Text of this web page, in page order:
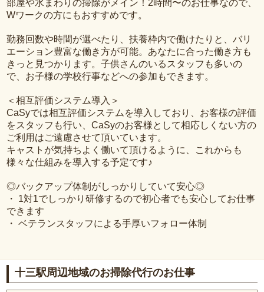
部屋や水まわりの掃除がメイン！2時間〜のお仕事なので、
Wワークの方にもおすすめです。
勤務回数や時間が選べたり、扶養枠内で働けたりと、バリ
エーション豊富な働き方が可能。あなたに合った働き方も
きっと見つかります。子供さんのいるスタッフも多いの
で、お子様の学校行事などへの参加もできます。
＜相互評価システム導入＞
CaSyでは相互評価システムを導入しており、お客様の評価
をスタッフも行い、CaSyのお客様として相応しくない方の
ご利用はご遠慮させて頂いています。
キャストが気持ちよく働いて頂けるように、これからも
様々な仕組みを導入する予定です♪
◎バックアップ体制がしっかりしていて安心◎
・ 1対1でしっかり研修するので初心者でも安心してお仕事
できます
・ ベテランスタッフによる手厚いフォロー体制
十三駅周辺地域のお掃除代行のお仕事